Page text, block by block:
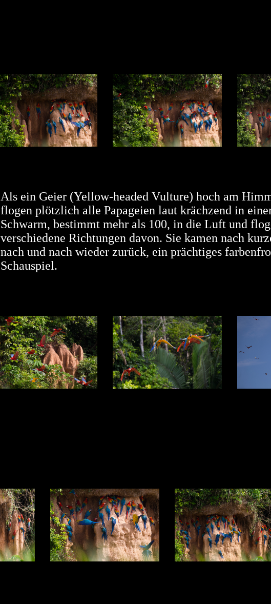
Als ein Geier (Yellow-headed Vulture) hoch am
flogen plötzlich alle Papageien laut krächzend in
Schwarm, bestimmt mehr als 100, in die Luft und
verschiedene Richtungen davon. Sie kamen nach
nach und nach wieder zurück, ein prächtiges
Schauspiel.